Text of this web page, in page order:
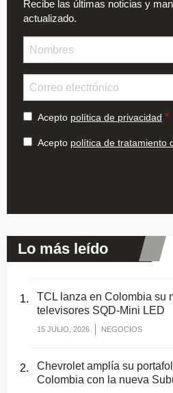
Recibe las últimas noticias y
actualizado.
Acepto política de privacidad
Acepto política de tratamiento
Lo más leído
TCL lanza en Colombia su
televisores SQD-Mini LED
15 JULIO, 2026 NEGOCIOS
Chevrolet amplía su
Colombia con la nueva